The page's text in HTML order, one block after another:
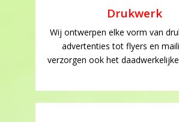
Drukwerk
Wij ontwerpen elke vorm van
advertenties tot flyers en
verzorgen ook het